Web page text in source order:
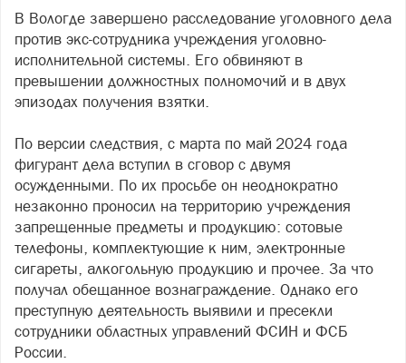
В Вологде завершено расследование уголовного дела
против экс-сотрудника учреждения уголовно-
исполнительной системы. Его обвиняют в
превышении должностных полномочий и в двух
эпизодах получения взятки.
По версии следствия, с марта по май 2024 года
фигурант дела вступил в сговор с двумя
осужденными. По их просьбе он неоднократно
незаконно проносил на территорию учреждения
запрещенные предметы и продукцию: сотовые
телефоны, комплектующие к ним, электронные
сигареты, алкогольную продукцию и прочее. За что
получал обещанное вознаграждение. Однако его
преступную деятельность выявили и пресекли
сотрудники областных управлений ФСИН и ФСБ
России.